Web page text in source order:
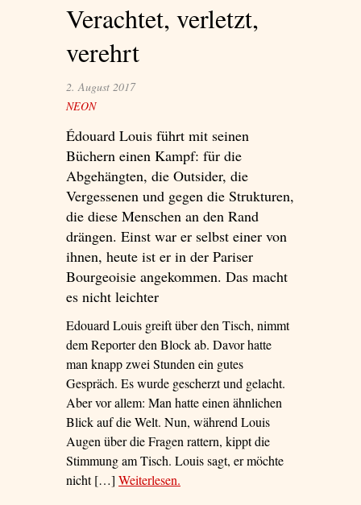
Verachtet, verletzt,
verehrt
2. August 2017
NEON
Édouard Louis führt mit seinen
Büchern einen Kampf: für die
Abgehängten, die Outsider, die
Vergessenen und gegen die Strukturen,
die diese Menschen an den Rand
drängen. Einst war er selbst einer von
ihnen, heute ist er in der Pariser
Bourgeoisie angekommen. Das macht
es nicht leichter
Edouard Louis greift über den Tisch, nimmt
dem Reporter den Block ab. Davor hatte
man knapp zwei Stunden ein gutes
Gespräch. Es wurde gescherzt und gelacht.
Aber vor allem: Man hatte einen ähnlichen
Blick auf die Welt. Nun, während Louis
Augen über die Fragen rattern, kippt die
Stimmung am Tisch. Louis sagt, er möchte
nicht […] Weiterlesen– ‘Verachtet, verletzt, verehrt’
.